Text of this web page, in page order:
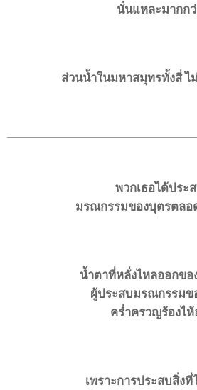
นั่นแหละมากก
ส่วนน้ำในมหาสมุทรทั้งสี่ ไ
พวกเธอได้ประ
มรณกรรมของบุตรตลอ
น้ำตาที่หลั่งไหลออกขอ
ผู้ประสบมรณกรรมข
ครํ่าครวญร้องไ
เพราะการประสบสิ่งที่